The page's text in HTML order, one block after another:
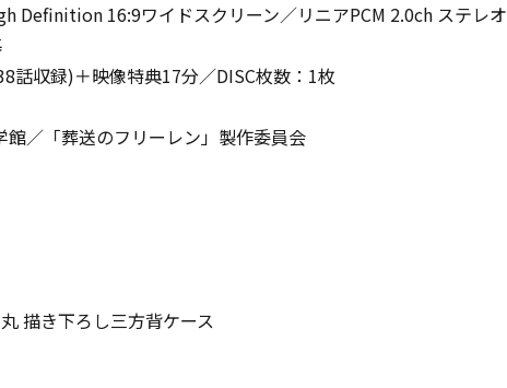
Definition 16:9ワイドスクリーン／リニアPCM 2.0ch ステレオ
話収録)＋映像特典17分／DISC枚数：1枚
／「葬送のフリーレン」製作委員会
描き下ろし三方背ケース